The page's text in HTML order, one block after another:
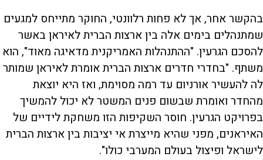
בהקשר אחר, אך לא פחות רלוונטי, החוקר מתייחס למגעים
שמתנהלים בימים אלה בין ארצות הברית לאיראן באשר
להסכם הגרעין. "ההתנהלות האמריקנית מדאיגה מאוד", הוא
משתף. "בחדרי חדרים ארצות הברית אומרת לאיראן שמותר
לה להעשיר אורניום עד רמה מסוימת, ואז היא יוצאת
מהחדר ואומרת שבשום פנים המשטר לא יכול להמשיך
בפרויקט הגרעין. חוסר השקיפות הזו משחקת לידיים של
האיראנים, מפני שהיא מייצרת אי יציבות בין ארצות הברית
לישראל ופיצול בעולם המערבי כולו".